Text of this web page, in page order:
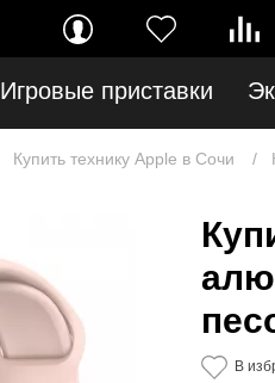
Игровые приставки
Купить технику Apple в Сочи
В